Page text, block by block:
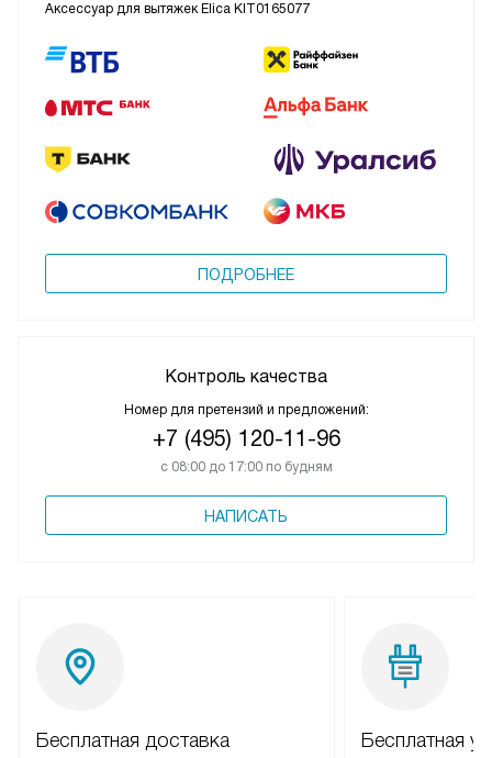
Аксессуар для вытяжек Elica KIT0165077
ПОДРОБНЕЕ
Контроль качества
Номер для претензий и предложений:
+7 (495) 120-11-96
с 08:00 до 17:00 по будням
НАПИСАТЬ
Бесплатная доставка Бесплатная